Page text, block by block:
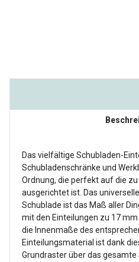
Das vielfältige Schubladen-
Schubladenschränke und
Ordnung, die perfekt auf die
ausgerichtet ist. Das
Schublade ist das Maß aller
mit den Einteilungen zu 17
die Innenmaße des
Einteilungsmaterial ist dank
Grundraster über das